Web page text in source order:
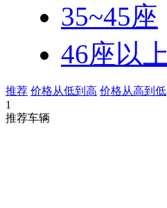
35~45座
46座以上
推荐 价格从低到高 价格从高到低
1
推荐车辆